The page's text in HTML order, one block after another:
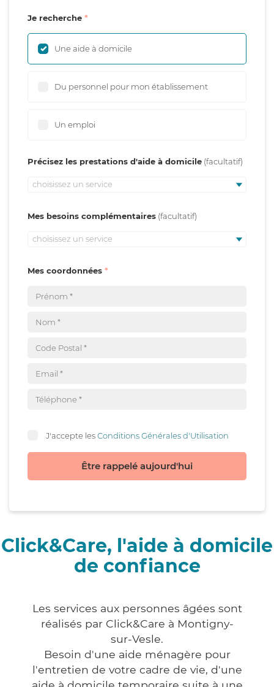
Je recherche
Une aide à domicile
Du personnel pour mon établissement
Un emploi
Précisez les prestations d'aide à domicile
choisissez un service
Mes besoins complémentaires
choisissez un service
Mes coordonnées
J'accepte lesConditions Générales d'Utilisation
Être rappelé aujourd'hui
Click&Care, l'aide à domicile
de confiance
Les services aux personnes âgées sont
réalisés par Click&Care à Montigny-
sur-Vesle.
Besoin d'une aide ménagère pour
l'entretien de votre cadre de vie, d'une